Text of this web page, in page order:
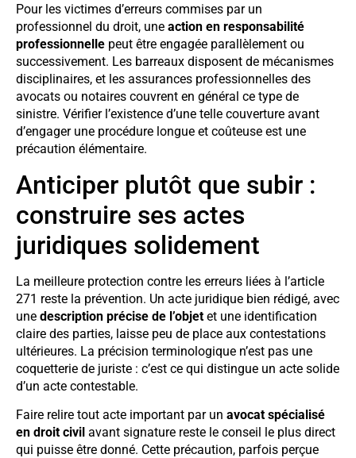
Pour les victimes d’erreurs commises par un
professionnel du droit, une action en responsabilité
professionnelle peut être engagée parallèlement ou
successivement. Les barreaux disposent de mécanismes
disciplinaires, et les assurances professionnelles des
avocats ou notaires couvrent en général ce type de
sinistre. Vérifier l’existence d’une telle couverture avant
d’engager une procédure longue et coûteuse est une
précaution élémentaire.
Anticiper plutôt que subir :
construire ses actes
juridiques solidement
La meilleure protection contre les erreurs liées à l’article
271 reste la prévention. Un acte juridique bien rédigé, avec
une description précise de l’objet et une identification
claire des parties, laisse peu de place aux contestations
ultérieures. La précision terminologique n’est pas une
coquetterie de juriste : c’est ce qui distingue un acte solide
d’un acte contestable.
Faire relire tout acte important par un avocat spécialisé
en droit civil avant signature reste le conseil le plus direct
qui puisse être donné. Cette précaution, parfois perçue